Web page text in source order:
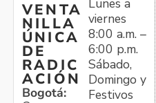
VENTA
NILLA
ÚNICA
DE
RADIC
ACIÓN
Bogotá:
Lunes a
viernes
8:00 a.m. –
6:00 p.m.
Sábado,
Domingo y
Festivos